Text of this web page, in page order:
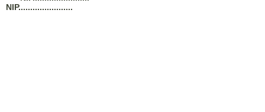
NIP.......................